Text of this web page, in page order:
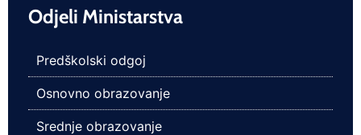
Odjeli Ministarstva
Predškolski odgoj
Osnovno obrazovanje
Srednje obrazovanje